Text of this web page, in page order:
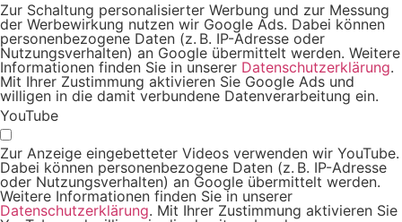
Zur Schaltung personalisierter Werbung und zur Messung
der Werbewirkung nutzen wir Google Ads. Dabei können
personenbezogene Daten (z. B. IP-Adresse oder
Nutzungsverhalten) an Google übermittelt werden. Weitere
Informationen finden Sie in unserer Datenschutzerklärung.
Mit Ihrer Zustimmung aktivieren Sie Google Ads und
willigen in die damit verbundene Datenverarbeitung ein.
YouTube
Zur Anzeige eingebetteter Videos verwenden wir YouTube.
Dabei können personenbezogene Daten (z. B. IP-Adresse
oder Nutzungsverhalten) an Google übermittelt werden.
Weitere Informationen finden Sie in unserer
Datenschutzerklärung. Mit Ihrer Zustimmung aktivieren Sie